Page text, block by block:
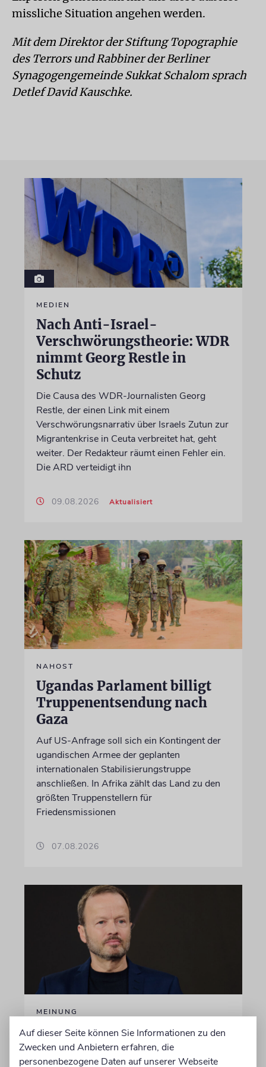
missliche Situation angehen werden.
Mit dem Direktor der Stiftung Topographie
des Terrors und Rabbiner der Berliner
Synagogengemeinde Sukkat Schalom sprach
Detlef David Kauschke.
MEDIEN
Nach Anti-Israel-
Verschwörungstheorie: WDR
nimmt Georg Restle in
Schutz
Die Causa des WDR-Journalisten Georg
Restle, der einen Link mit einem
Verschwörungsnarrativ über Israels Zutun zur
Migrantenkrise in Ceuta verbreitet hat, geht
weiter. Der Redakteur räumt einen Fehler ein.
Die ARD verteidigt ihn
09.08.2026 Aktualisiert
NAHOST
Ugandas Parlament billigt
Truppenentsendung nach
Gaza
Auf US-Anfrage soll sich ein Kontingent der
ugandischen Armee der geplanten
internationalen Stabilisierungstruppe
anschließen. In Afrika zählt das Land zu den
größten Truppenstellern für
Friedensmissionen
07.08.2026
MEINUNG
Wie Georg Restle die
Glaubwürdigkeit des ÖRR
Auf dieser Seite können Sie Informationen zu den
Zwecken und Anbietern erfahren, die
personenbezogene Daten auf unserer Webseite